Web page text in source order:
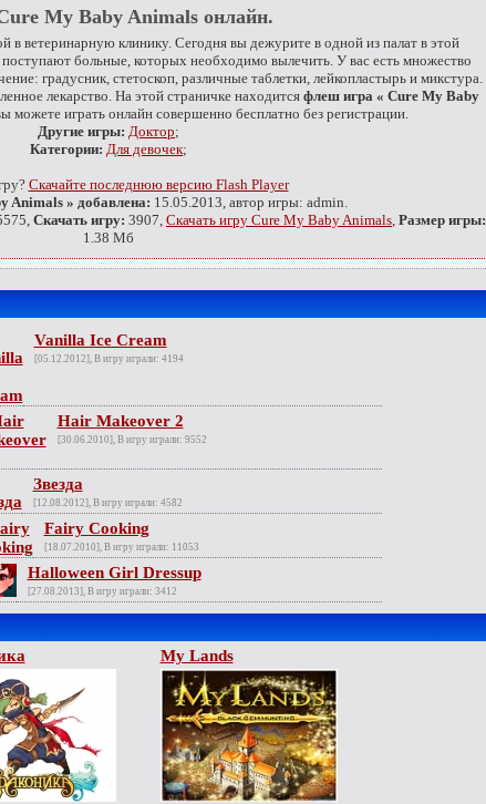
My Baby Animals онлайн.
в ветеринарную клинику. Сегодня вы дежурите в одной из палат в этой
больные, которых необходимо вылечить. У вас есть множество
градусник, стетоскоп, различные таблетки, лейкопластырь и микстура.
лекарство. На этой страничке находитсяфлеш игра « Cure My Baby
можете играть онлайн совершенно бесплатно без регистрации.
Другие игры: Доктор;
Категории: Для девочек;
Скачайте последнюю версию Flash Player
Animals » добавлена: 15.05.2013, автор игры: admin.
Скачать игру: 3907, Скачать игру Cure My Baby Animals, Размер игры:
1.38 Мб
Vanilla Ice Cream
[05.12.2012], В игру играли: 4194
Hair Makeover 2
[30.06.2010], В игру играли: 9552
Звезда
[12.08.2012], В игру играли: 4582
Fairy Cooking
[18.07.2010], В игру играли: 11053
Halloween Girl Dressup
[27.08.2013], В игру играли: 3412
My Lands